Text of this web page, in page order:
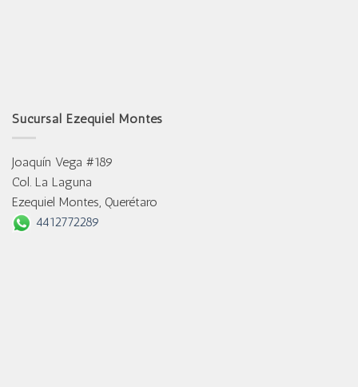
Sucursal Ezequiel Montes
Joaquín Vega #189
Col. La Laguna
Ezequiel Montes, Querétaro
4412772289